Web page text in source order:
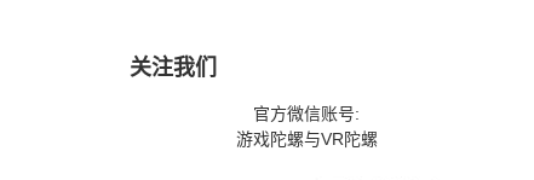
关注我们
官方微信账号:
游戏陀螺与VR陀螺